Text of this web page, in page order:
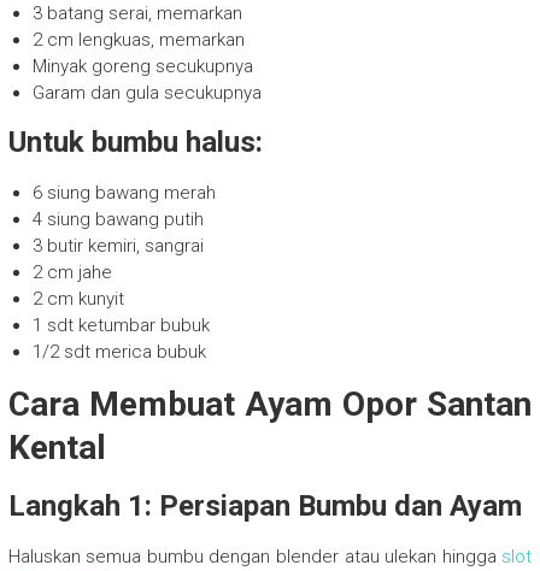
3 batang serai, memarkan
2 cm lengkuas, memarkan
Minyak goreng secukupnya
Garam dan gula secukupnya
Untuk bumbu halus:
6 siung bawang merah
4 siung bawang putih
3 butir kemiri, sangrai
2 cm jahe
2 cm kunyit
1 sdt ketumbar bubuk
1/2 sdt merica bubuk
Cara Membuat Ayam Opor Santan
Kental
Langkah 1: Persiapan Bumbu dan Ayam
Haluskan semua bumbu dengan blender atau ulekan hingga slot